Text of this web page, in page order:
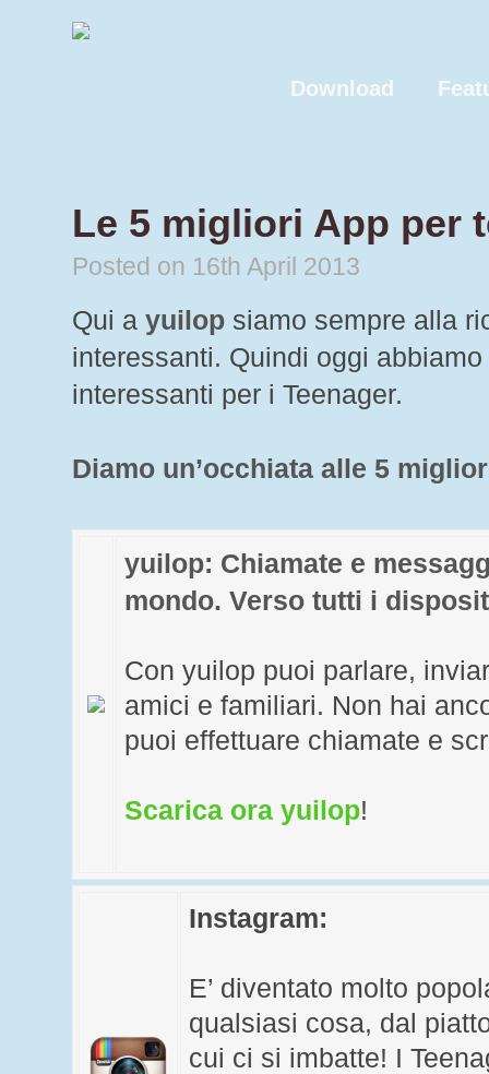
Download
Le 5 migliori App per
Posted on 16th April 2013
Qui a yuilop siamo sempre alla
interessanti. Quindi oggi
interessanti per i Teenager.
Diamo un’occhiata alle 5
yuilop: Chiamate e
mondo. Verso tutti i
Con yuilop puoi parlare,
amici e familiari. Non hai
puoi effettuare chiamate e
Scarica ora yuilop!
Instagram:
E’ diventato molto
qualsiasi cosa, dal
cui ci si imbatte! I